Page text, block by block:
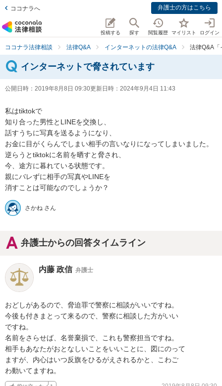
ココナラへ 弁護士の方はこちら
投稿する 探す 閲覧履歴 マイリスト ログイン
ココナラ法律相談 法律Q&A インターネットの法律Q&A 法律Q&A「
インターネットで脅されています
公開日時： 2019年8月8日 09:30更新日時： 2024年9月4日 11:43
私はtiktokで
知り合った男性とLINEを交換し、
話すうちに写真を送るようになり、
お金に目がくらんでしまい相手の言いなりになってしまいました。
逆らうとtiktokに名前を晒すと脅され、
今、途方に暮れている状態です。
親にバレずに相手の写真やLINEを
消すことは可能なのでしょうか？
さかね さん
弁護士からの回答タイムライン
内藤 政信 弁護士
おどしがあるので、脅迫罪で警察に相談がいいですね。
今後も付きまとって来るので、警察に相談した方がいい
ですね。
名前をさらせば、名誉棄損で、これも警察担当ですね。
相手もあなたがおとなしいことをいいことに、図にのって
ますが、内心はいつ反旗をひるがえされるかと、こわご
わ動いてますね。